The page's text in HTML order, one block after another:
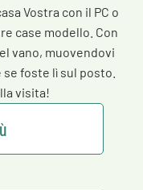
Vostra con il PC o
case modello. Con
vano, muovendovi
foste lì sul posto.
visita!